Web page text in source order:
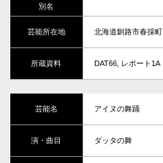
北海道釧路市春採町
DAT66, レポート1A
アイヌの舞踊
ダッタの舞